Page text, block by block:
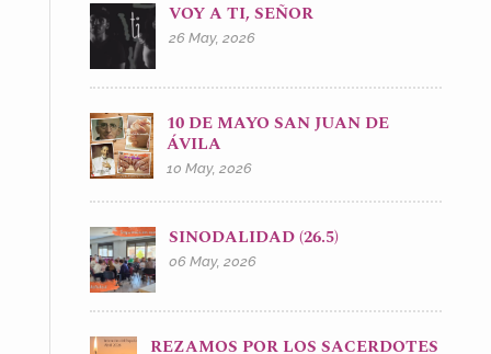
VOY A TI, SEÑOR
26 May, 2026
10 DE MAYO SAN JUAN DE
ÁVILA
10 May, 2026
SINODALIDAD (26.5)
06 May, 2026
REZAMOS POR LOS SACERDOTES